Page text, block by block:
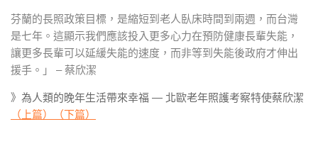
芬蘭的長照政策目標，是縮短到老人臥床時間到兩週，而台灣
是七年。這顯示我們應該投入更多心力在預防健康長輩失能，
讓更多長輩可以延緩失能的速度，而非等到失能後政府才伸出
援手。」 – 蔡欣潔
》為人類的晚年生活帶來幸福 — 北歐老年照護考察特使蔡欣潔
（上篇）
（下篇）